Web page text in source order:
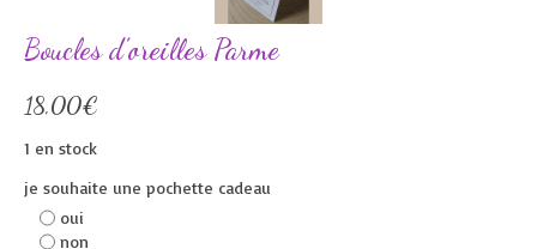
Boucles d’oreilles Parme
18,00€
1 en stock
je souhaite une pochette cadeau
oui
non